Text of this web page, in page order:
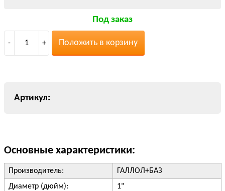
Под заказ
- 1 + Положить в корзину
Основные характеристики:
Производитель:
ГАЛЛОЛ+БАЗ
Диаметр (дюйм):
1"